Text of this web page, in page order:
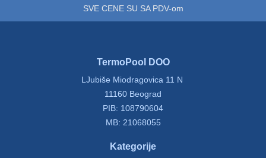
SVE CENE SU SA PDV-om
TermoPool DOO
LJubiše Miodragovica 11 N
11160 Beograd
PIB: 108790604
MB: 21068055
Kategorije